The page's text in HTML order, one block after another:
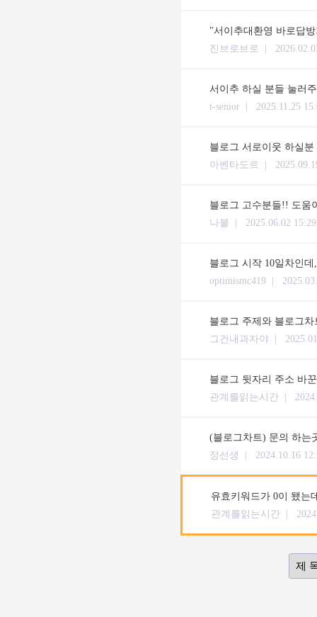
"서이추대환영 바로답
진브로브로 |
서이추 하실 분들 눌러
t-senior | 2025.11.25
블로그 서로이웃 하실분
아벤타도르 |
블로그 고수분들!! 도움
나불 | 2025.06.02 15:29
블로그 시작 10일차인
optimismc419 |
블로그 주제와 블로그
그건내과자야 |
블로그 뒷자리 주소 바
관계를읽는시간 |
(블로그차트) 문의 하는
정선생 | 2024.10.16
유효키워드가 0이 됐는
관계를읽는시간 |